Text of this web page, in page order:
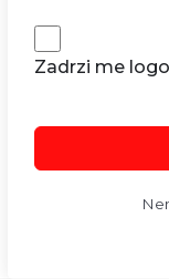
Zadrzi me